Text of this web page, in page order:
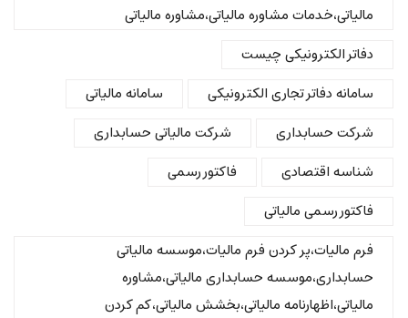
مالیاتی،خدمات مشاوره مالیاتی،مشاوره مالیاتی
دفاتر الکترونیکی چیست
سامانه دفاتر تجاری الکترونیکی
سامانه مالیاتی
شرکت حسابداری
شرکت مالیاتی حسابداری
شناسه اقتصادی
فاکتور رسمی
فاکتور رسمی مالیاتی
فرم مالیات،پر کردن فرم مالیات،موسسه مالیاتی
حسابداری،موسسه حسابداری مالیاتی،مشاوره
مالیاتی،اظهارنامه مالیاتی،بخشش مالیاتی،کم کردن